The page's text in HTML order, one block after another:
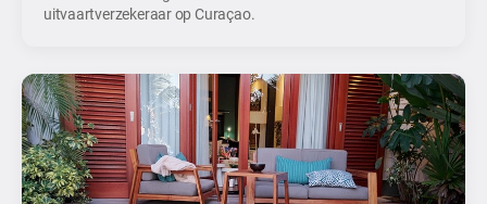
uitvaartverzekeraar op Curaçao.